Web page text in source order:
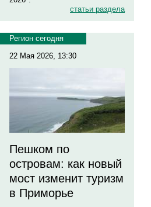
статьи раздела
Регион сегодня
22 Мая 2026, 13:30
Пешком по
островам: как новый
мост изменит туризм
в Приморье